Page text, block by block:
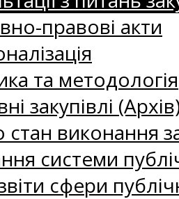
правові акти
та методологія
закупівлі
стан виконання
системи
сфери